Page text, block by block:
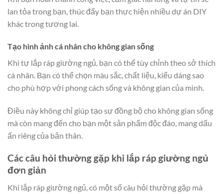
lan tỏa trong bạn, thúc đẩy bạn thực hiện nhiều dự án DIY
khác trong tương lai.
Tạo hình ảnh cá nhân cho không gian sống
Khi tự lắp ráp giường ngủ, bạn có thể tùy chỉnh theo sở thích
cá nhân. Bạn có thể chọn màu sắc, chất liệu, kiểu dáng sao
cho phù hợp với phong cách sống và không gian của mình.
Điều này không chỉ giúp tạo sự đồng bộ cho không gian sống
mà còn mang đến cho bạn một sản phẩm độc đáo, mang dấu
ấn riêng của bản thân.
Các câu hỏi thường gặp khi lắp ráp giường ngủ
đơn giản
Khi lắp ráp giường ngủ, có một số câu hỏi thường gặp mà